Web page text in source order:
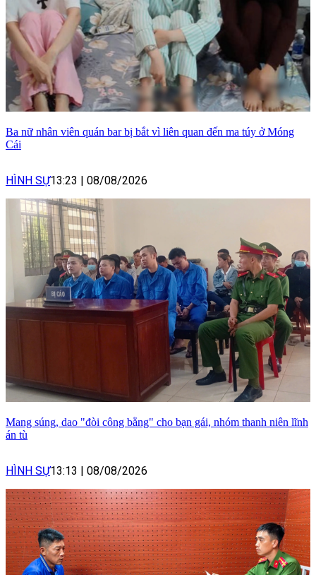
Ba nữ nhân viên quán bar bị bắt vì liên quan đến ma túy ở Móng
Cái
HÌNH SỰ13:23 | 08/08/2026
Mang súng, dao "đòi công bằng" cho bạn gái, nhóm thanh niên lĩnh
án tù
HÌNH SỰ13:13 | 08/08/2026